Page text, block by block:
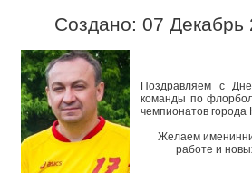
Создано: 07 Декабрь
Поздравляем с
команды по
чемпионатов города
Желаем
работе и